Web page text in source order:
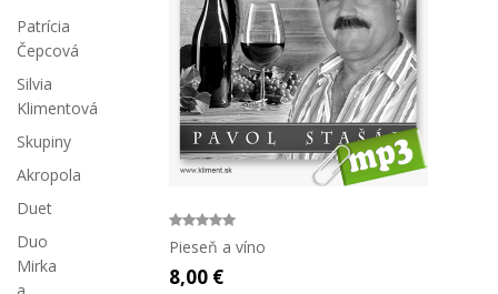
Patrícia
Čepcová
Silvia
Klimentová
Skupiny
Akropola
Duet
Duo
Mirka
Pieseň a víno
8,00 €